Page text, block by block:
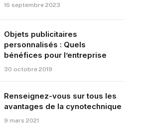
16 septembre 2023
Objets publicitaires
personnalisés : Quels
bénéfices pour l’entreprise
30 octobre 2019
Renseignez-vous sur tous les
avantages de la cynotechnique
9 mars 2021